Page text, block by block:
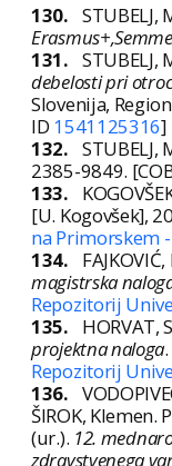
130. STUBELJ,
131. STUBELJ,
debelosti pri
Slovenija,
ID 1541125316]
132. STUBELJ,
2385-9849.
133.
[U. Kogovšek],
na Primorskem -
134.
magistrska
Repozitorij
135.
HORVAT,
projektna naloga
Repozitorij
136.
ŠIROK, Klemen.
(ur.). 12.
zdravstvenega